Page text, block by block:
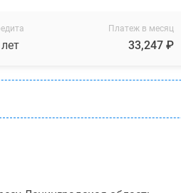
Платеж в месяц
33,247 ₽